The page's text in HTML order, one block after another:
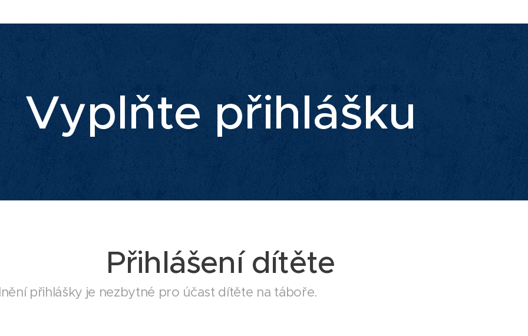
Vyplňte přihlášku
Přihlášení dítěte
přihlášky je nezbytné pro účast dítěte na táboře.